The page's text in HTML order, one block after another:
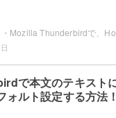
で本文のテキスト
ォルト設定する方法